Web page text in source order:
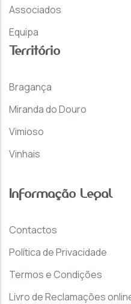
Associados
Equipa
Território
Bragança
Miranda do Douro
Vimioso
Vinhais
Informação Legal
Contactos
Política de Privacidade
Termos e Condições
Livro de Reclamações